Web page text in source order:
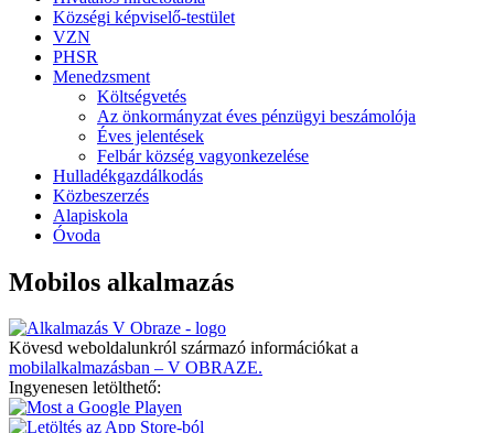
Községi képviselő-testület
VZN
PHSR
Menedzsment
Költségvetés
Az önkormányzat éves pénzügyi beszámolója
Éves jelentések
Felbár község vagyonkezelése
Hulladékgazdálkodás
Közbeszerzés
Alapiskola
Óvoda
Mobilos alkalmazás
Kövesd weboldalunkról származó információkat a
mobilalkalmazásban – V OBRAZE.
Ingyenesen letölthető: